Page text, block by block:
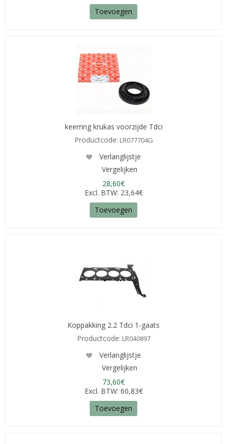
Toevoegen
keerring krukas voorzijde Tdci
Productcode: LR077704G
Verlanglijstje
Vergelijken
28,60€
Excl. BTW: 23,64€
Toevoegen
Koppakking 2.2 Tdci 1-gaats
Productcode: LR040897
Verlanglijstje
Vergelijken
73,60€
Excl. BTW: 60,83€
Toevoegen